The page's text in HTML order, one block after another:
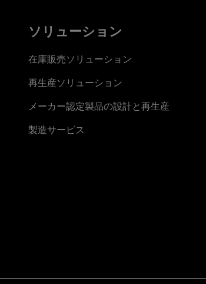
ソリューション
在庫販売ソリューション
再生産ソリューション
メーカー認定製品の設計と再生産
製造サービス